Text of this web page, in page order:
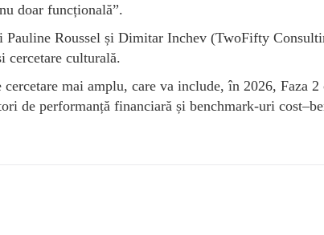
doar funcțională”.
Roussel și Dimitar Inchev (TwoFifty
cercetare culturală.
mai amplu, care va include, în 2026, Faza 2
de performanță financiară și benchmark-uri